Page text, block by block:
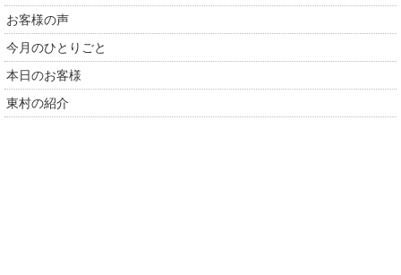
お客様の声
今月のひとりごと
本日のお客様
東村の紹介